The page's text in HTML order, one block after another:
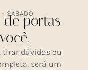
SÁBADO
de portas
tirar dúvidas ou
será um